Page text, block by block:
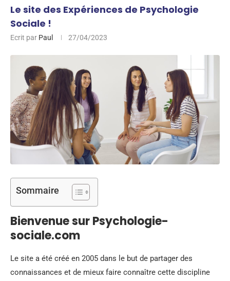
Le site des Expériences de Psychologie
Sociale !
Ecrit par Paul 27/04/2023
Sommaire
Bienvenue sur Psychologie-
sociale.com
Le site a été créé en 2005 dans le but de partager des
connaissances et de mieux faire connaître cette discipline